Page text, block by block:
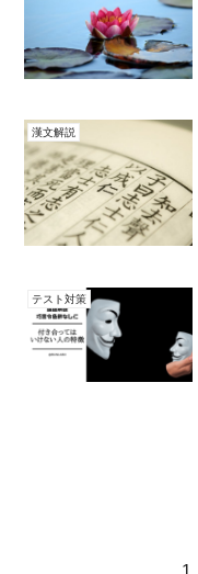
漢文解説
テスト対策